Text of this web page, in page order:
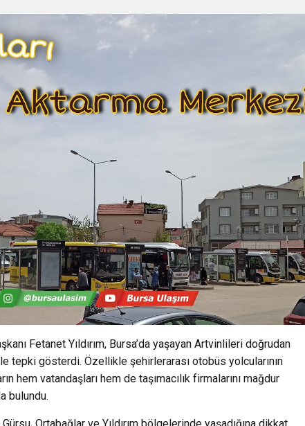
ULAŞIM KALİTESİNİ ARTIRIYOR
ALKIŞ YAĞMURU
Alanlar Titizlikle Korunuyor
COŞKUSU
kalmasın” çağrısı 500 kişilik topluluğa dönüştü
FARKI
Fetanet Yıldırım, Bursa’da yaşayan Artvinlileri doğrudan
tepki gösterdi. Özellikle şehirlerarası otobüs yolcularının
hem vatandaşları hem de taşımacılık firmalarını mağdur
bulundu.